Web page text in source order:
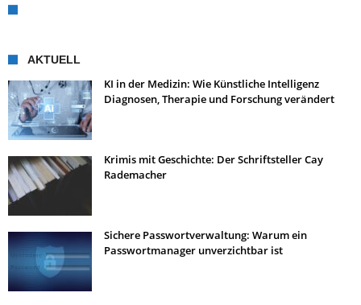
AKTUELL
KI in der Medizin: Wie Künstliche Intelligenz
Diagnosen, Therapie und Forschung verändert
Krimis mit Geschichte: Der Schriftsteller Cay
Rademacher
Sichere Passwortverwaltung: Warum ein
Passwortmanager unverzichtbar ist